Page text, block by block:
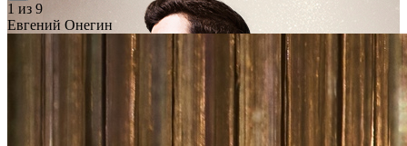
1 из 9
Евгений Онегин